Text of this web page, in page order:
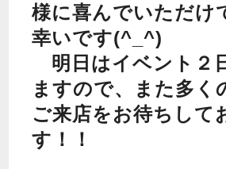
様に喜んでいただけ
幸いです(^_^)
明日はイベント２
ますので、また多く
ご来店をお待ちして
す！！